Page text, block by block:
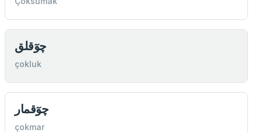
چوٓقلق
çokluk
چوٓقمار
çokmar